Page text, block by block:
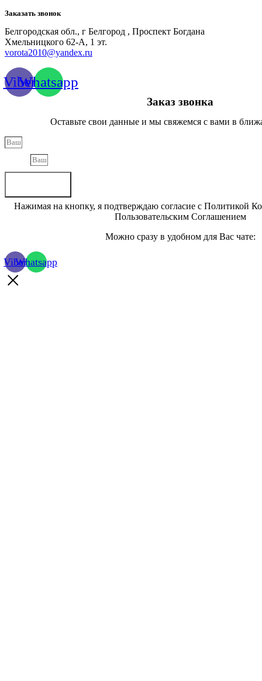
Заказать звонок
Белгородская обл., г Белгород , Проспект Богдана
Хмельницкого 62-А, 1 эт.
vorota2010@yandex.ru
ViberWhatsapp
Заказ звонка
Оставьте свои данные и мы свяжемся с вами в
Нажимая на кнопку, я подтверждаю согласие с Политикой
Пользовательским Соглашением
Можно сразу в удобном для Вас чате:
ViberWhatsapp